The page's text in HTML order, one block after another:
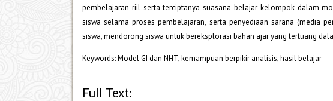
pembelajaran riil serta terciptanya suasana belajar kelompok dalam
siswa selama proses pembelajaran, serta penyediaan sarana (media
siswa, mendorong siswa untuk bereksplorasi bahan ajar yang tertuang
Keywords: Model GI dan NHT, kemampuan berpikir analisis, hasil belajar
Full Text: